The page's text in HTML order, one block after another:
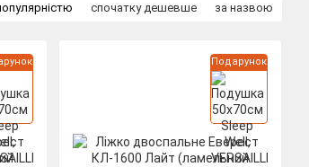
спочатку дешевше за назвою
Подарунок